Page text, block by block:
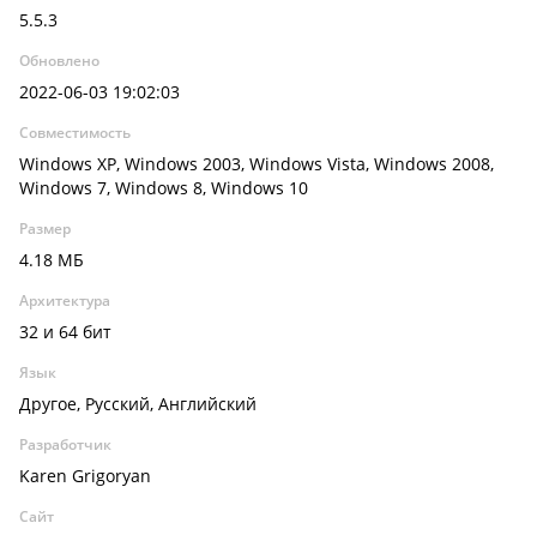
5.5.3
Обновлено
2022-06-03 19:02:03
Совместимость
Windows XP, Windows 2003, Windows Vista, Windows 2008,
Windows 7, Windows 8, Windows 10
Размер
4.18 МБ
Архитектура
32 и 64 бит
Язык
Другое, Русский, Английский
Разработчик
Karen Grigoryan
Сайт